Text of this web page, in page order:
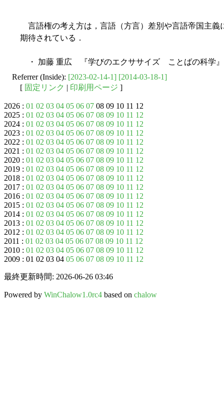
言語権の考え方は，言語（方言）差別や言語帝国主義
期待されている．
・ 加藤 重広 『学びのエクササイズ ことばの科学
Referrer (Inside): [2023-02-14-1] [2014-03-18-1]
[ 固定リンク | 印刷用ページ ]
2026 : 01 02 03 04 05 06 07 08 09 10 11 12
2025 : 01 02 03 04 05 06 07 08 09 10 11 12
2024 : 01 02 03 04 05 06 07 08 09 10 11 12
2023 : 01 02 03 04 05 06 07 08 09 10 11 12
2022 : 01 02 03 04 05 06 07 08 09 10 11 12
2021 : 01 02 03 04 05 06 07 08 09 10 11 12
2020 : 01 02 03 04 05 06 07 08 09 10 11 12
2019 : 01 02 03 04 05 06 07 08 09 10 11 12
2018 : 01 02 03 04 05 06 07 08 09 10 11 12
2017 : 01 02 03 04 05 06 07 08 09 10 11 12
2016 : 01 02 03 04 05 06 07 08 09 10 11 12
2015 : 01 02 03 04 05 06 07 08 09 10 11 12
2014 : 01 02 03 04 05 06 07 08 09 10 11 12
2013 : 01 02 03 04 05 06 07 08 09 10 11 12
2012 : 01 02 03 04 05 06 07 08 09 10 11 12
2011 : 01 02 03 04 05 06 07 08 09 10 11 12
2010 : 01 02 03 04 05 06 07 08 09 10 11 12
2009 : 01 02 03 04 05 06 07 08 09 10 11 12
最終更新時間: 2026-06-26 03:46
Powered by WinChalow1.0rc4 based on chalow